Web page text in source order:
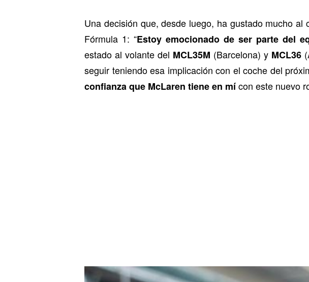
Una decisión que, desde luego, ha gustado mucho al
Fórmula 1: “Estoy emocionado de ser parte del
estado al volante del MCL35M (Barcelona) y MCL36
seguir teniendo esa implicación con el coche del
confianza que McLaren tiene en mícon este nuevo